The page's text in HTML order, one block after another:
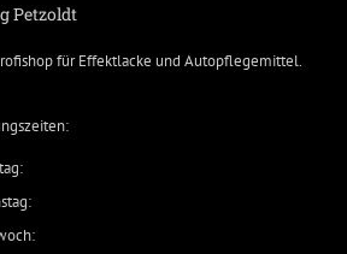
Petzoldt
fürEffektlacke und Autopflegemittel.